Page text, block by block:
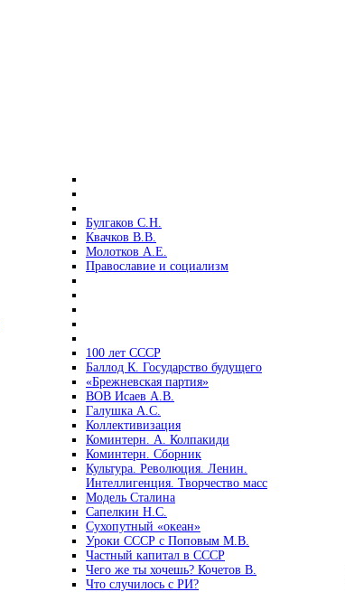
Булгаков С.Н.
Квачков В.В.
Молотков А.Е.
Православие и социализм
100 лет СССР
Баллод К. Государство будущего
«Брежневская партия»
ВОВ Исаев А.В.
Галушка А.С.
Коллективизация
Коминтерн. А. Колпакиди
Коминтерн. Сборник
Культура. Революция. Ленин.
Интеллигенция. Творчество масс
Модель Сталина
Сапелкин Н.С.
Сухопутный «океан»
Уроки СССР с Поповым М.В.
Частный капитал в СССР
Чего же ты хочешь? Кочетов В.
Что случилось с РИ?